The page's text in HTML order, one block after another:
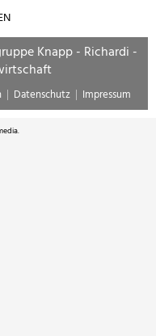
Knapp - Richardi -
Datenschutz Impressum
.